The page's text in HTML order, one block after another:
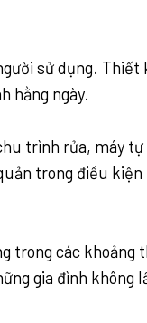
sử dụng.
hằng ngày.
trình rửa, máy
trong điều
trong các khoảng
gia đình không